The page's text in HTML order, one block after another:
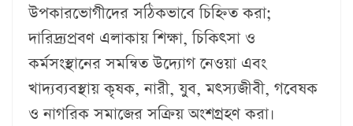
উপকারভোগীদের সঠিকভাবে চিহ্নিত করা;
দারিদ্র্যপ্রবণ এলাকায় শিক্ষা, চিকিৎসা ও
কর্মসংস্থানের সমন্বিত উদ্যোগ নেওয়া এবং
খাদ্যব্যবস্থায় কৃষক, নারী, যুব, মৎস্যজীবী, গবেষক
ও নাগরিক সমাজের সক্রিয় অংশগ্রহণ করা।